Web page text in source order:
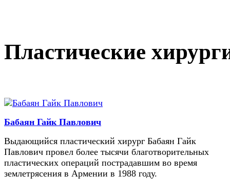
Пластические
Бабаян Гайк Павлович
Выдающийся пластический хирург Бабаян Гайк
Павлович провел более тысячи благотворительных
пластических операций пострадавшим во время
землетрясения в Армении в 1988 году.